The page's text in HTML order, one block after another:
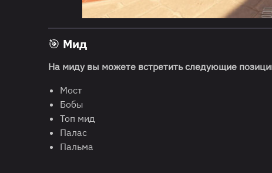
🎯 Мид
На миду вы можете встретить следующие
Мост
Бобы
Топ мид
Палас
Пальма